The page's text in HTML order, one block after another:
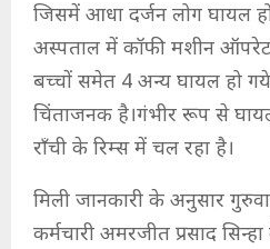
जिसमें आधा दर्जन लोग घायल
अस्पताल में कॉफी मशीन
बच्चों समेत 4 अन्य घायल हो
चिंताजनक है।गंभीर रूप से
राँची के रिम्स में चल रहा है।
मिली जानकारी के अनुसार
कर्मचारी अमरजीत प्रसाद